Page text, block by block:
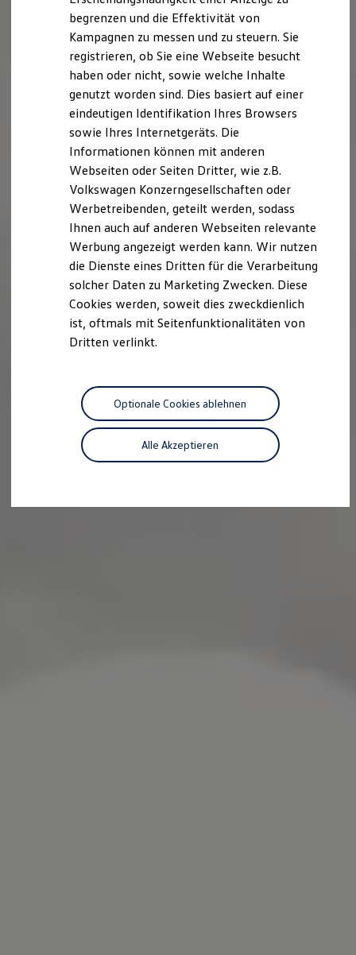
myVolkswagen
myVolkswagen Business
Elektrisch & Autonom
Elektro - & Hybridfahrzeuge
Unser Ansatz
Klimafreundlicher Strom
Reichweite & Ladelösungen
Reichweitensimulator
Ladezeitensimulator
Ladelösungen für Privatkunden
Ladelösungen für Gewerbekunden
Wallbox und Ladekabel
Förderung & Kosten der Elektrofahrzeuge
Fördermöglichkeiten für Privatkunden
Fördermöglichkeiten für Gewerbekunden
Autonomes Fahren
Mehr zum ID. Buzz
Online Beratung
California Club
California Magazin & Ratgeber
Vanlife
California App
California Lifestyle & Zubehör
Übernachten im California
Unternehmen
Karriere
Nachhaltigkeit
begrenzen und die Effektivität von
Kampagnen zu messen und zu steuern. Sie
registrieren, ob Sie eine Webseite besucht
haben oder nicht, sowie welche Inhalte
genutzt worden sind. Dies basiert auf einer
eindeutigen Identifikation Ihres Browsers
sowie Ihres Internetgeräts. Die
Informationen können mit anderen
Webseiten oder Seiten Dritter, wie z.B.
Volkswagen Konzerngesellschaften oder
Werbetreibenden, geteilt werden, sodass
Ihnen auch auf anderen Webseiten relevante
Werbung angezeigt werden kann. Wir nutzen
die Dienste eines Dritten für die Verarbeitung
solcher Daten zu Marketing Zwecken. Diese
Cookies werden, soweit dies zweckdienlich
ist, oftmals mit Seitenfunktionalitäten von
Dritten verlinkt.
Alle Akzeptieren
Optionale Cookies ablehnen